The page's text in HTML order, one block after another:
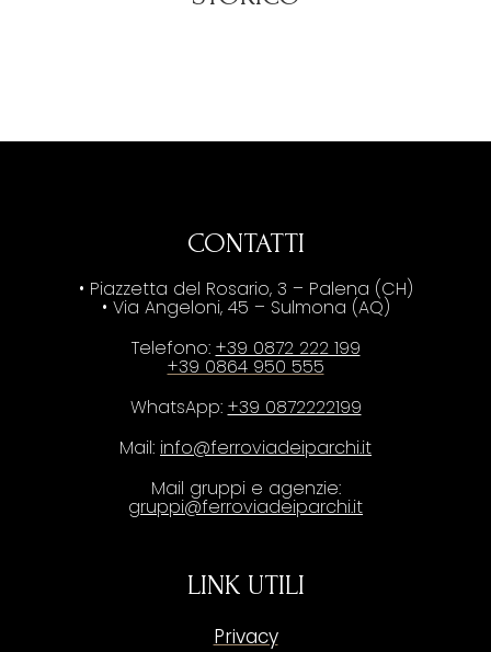
CONTATTI
• Piazzetta del Rosario, 3 – Palena (CH)
• Via Angeloni, 45 – Sulmona (AQ)
Telefono: +39 0872 222 199
+39 0864 950 555
WhatsApp: +39 0872222199
Mail: info@ferroviadeiparchi.it
Mail gruppi e agenzie:
gruppi@ferroviadeiparchi.it
LINK UTILI
Privacy